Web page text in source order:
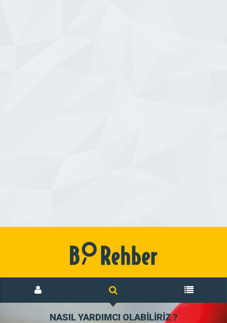
NASIL YARDIMCI OLABİLİRİZ?